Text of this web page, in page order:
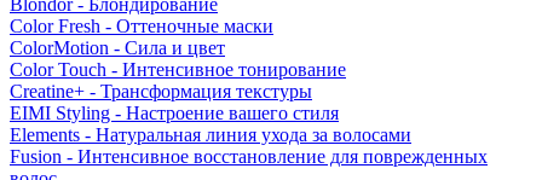
Blondor - Блондирование
Color Fresh - Оттеночные маски
ColorMotion - Сила и цвет
Color Touch - Интенсивное тонирование
Creatine+ - Трансформация текстуры
EIMI Styling - Настроение вашего стиля
Elements - Натуральная линия ухода за волосами
Fusion - Интенсивное восстановление для поврежденных